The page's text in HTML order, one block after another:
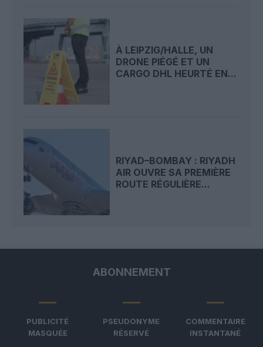
À LEIPZIG/HALLE, UN
DRONE PIÉGÉ ET UN
CARGO DHL HEURTÉ EN...
RIYAD–BOMBAY : RIYADH
AIR OUVRE SA PREMIÈRE
ROUTE RÉGULIÈRE...
ABONNEMENT
PUBLICITÉ
MASQUÉE
PSEUDONYME
RÉSERVÉ
COMMENTAIRE
INSTANTANÉ